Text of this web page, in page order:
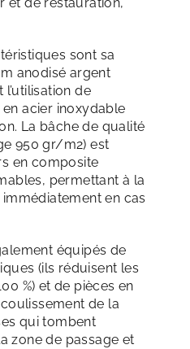
et de restauration,
sont sa
anodisé argent
de
acier inoxydable
La bâche de qualité
950 gr/m2) est
en composite
permettant à la
en cas
équipés de
(ils réduisent les
%) et de pièces en
de la
qui tombent
zone de passage et